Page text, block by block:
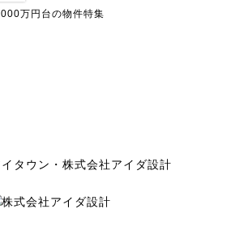
万円台の物件特集